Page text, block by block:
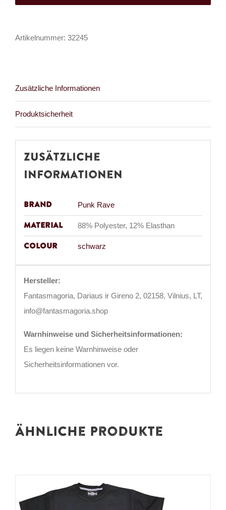
Artikelnummer: 32245
Zusätzliche Informationen
Produktsicherheit
Zusätzliche
Informationen
Brand Punk Rave
Material 88% Polyester, 12% Elasthan
Colour schwarz
Hersteller:
Fantasmagoria, Dariaus ir Gireno 2, 02158, Vilnius, LT,
info@fantasmagoria.shop
Warnhinweise und Sicherheitsinformationen:
Es liegen keine Warnhinweise oder
Sicherheitsinformationen vor.
Ähnliche Produkte